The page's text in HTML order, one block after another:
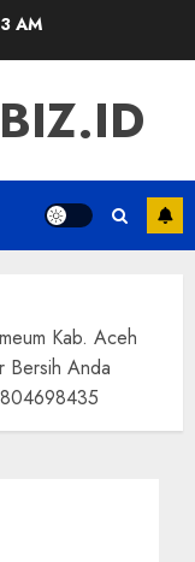
AM
Kab. Aceh
Bersih Anda